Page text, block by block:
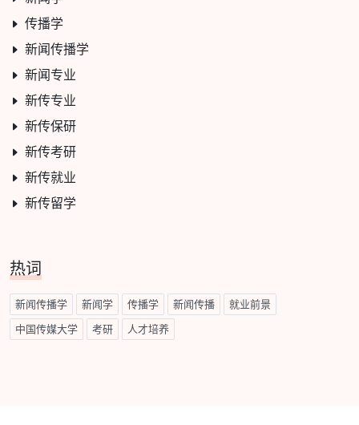
传播学
新闻传播学
新闻专业
新传专业
新传保研
新传考研
新传就业
新传留学
热词
新闻传播学 新闻学 传播学 新闻传播 就业前景
中国传媒大学 考研 人才培养